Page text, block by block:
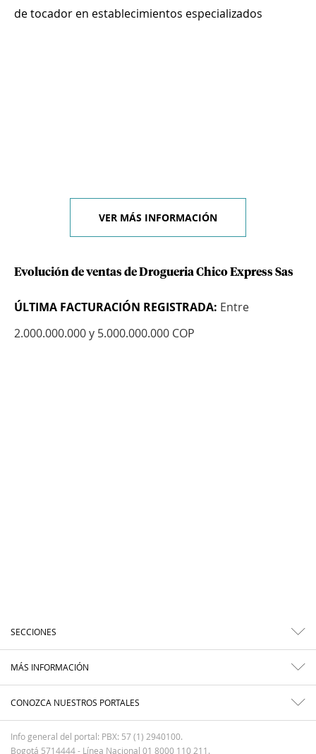
de tocador en establecimientos especializados
VER MÁS INFORMACIÓN
Evolución de ventas de Drogueria Chico Express Sas
ÚLTIMA FACTURACIÓN REGISTRADA: Entre
2.000.000.000 y 5.000.000.000 COP
SECCIONES
MÁS INFORMACIÓN
CONOZCA NUESTROS PORTALES
Info general del portal: PBX: 57 (1) 2940100.
Bogotá 5714444 - Línea Nacional 01 8000 110 211.